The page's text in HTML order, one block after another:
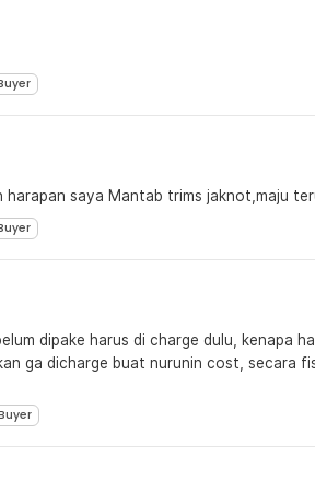
harapan saya Mantab trims jaknot,maju
dipake harus di charge dulu, kenapa
ga dicharge buat nurunin cost, secara
charge sampe full pake xtar VC4
qc Ngeliat pabrikan di official web terlihat
di Negaranya, karena produk ini